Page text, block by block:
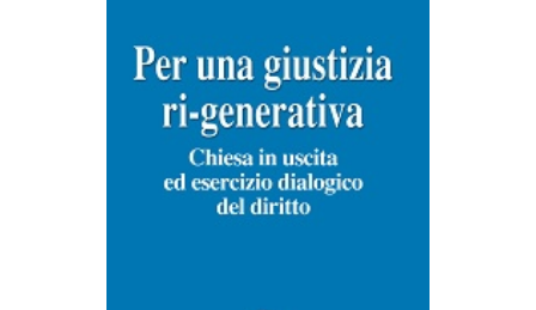
AGGIUNGI AL CARRELLO